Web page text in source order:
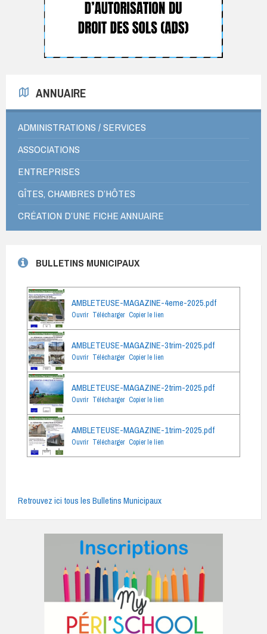
ANNUAIRE
ADMINISTRATIONS / SERVICES
ASSOCIATIONS
ENTREPRISES
GÎTES, CHAMBRES D’HÔTES
CRÉATION D’UNE FICHE ANNUAIRE
BULLETINS MUNICIPAUX
AMBLETEUSE-MAGAZINE-4eme-2025.pdf
Ouvrir Télécharger Copier le lien
AMBLETEUSE-MAGAZINE-3trim-2025.pdf
Ouvrir Télécharger Copier le lien
AMBLETEUSE-MAGAZINE-2trim-2025.pdf
Ouvrir Télécharger Copier le lien
AMBLETEUSE-MAGAZINE-1trim-2025.pdf
Ouvrir Télécharger Copier le lien
Retrouvez ici tous les Bulletins Municipaux